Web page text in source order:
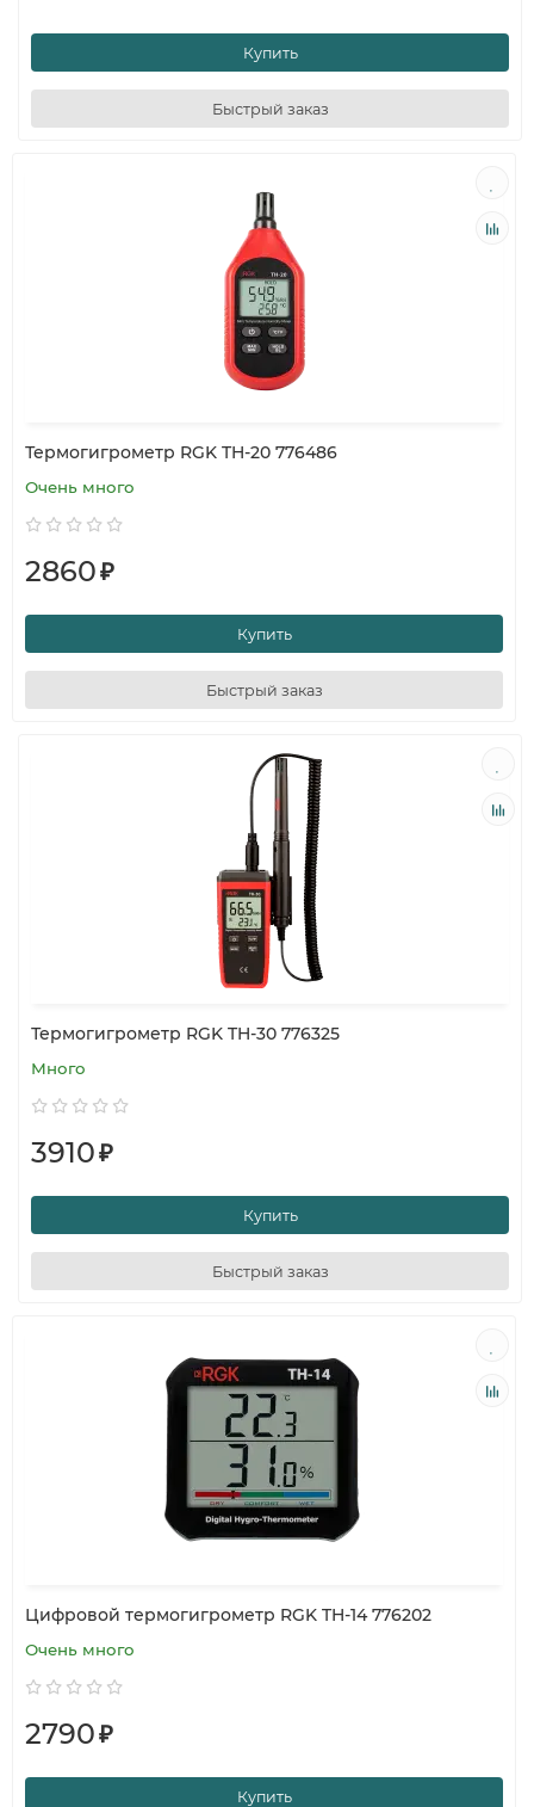
Купить
Быстрый заказ
Термогигрометр RGK TH-20 776486
Очень много
2860₽
Купить
Быстрый заказ
Термогигрометр RGK TH-30 776325
Много
3910₽
Купить
Быстрый заказ
Цифровой термогигрометр RGK TH-14 776202
Очень много
2790₽
Купить